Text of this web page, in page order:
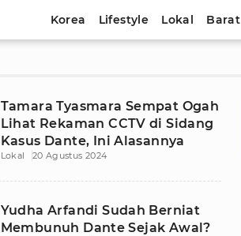
Korea Lifestyle Lokal Barat
Tamara Tyasmara Sempat Ogah
Lihat Rekaman CCTV di Sidang
Kasus Dante, Ini Alasannya
Lokal 20 Agustus 2024
Yudha Arfandi Sudah Berniat
Membunuh Dante Sejak Awal?